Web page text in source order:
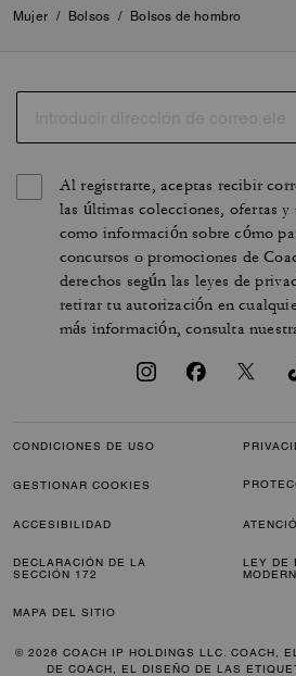
Mujer / Bolsos / Bolsos de hombro
Al registrarte, aceptas recibir
las últimas colecciones, ofertas
como información sobre cómo
concursos o promociones de
derechos según las leyes de
retirar tu autorización en
más información, consulta
CONDICIONES DE USO
GESTIONAR COOKIES
ACCESIBILIDAD
DECLARACIÓN DE LA
SECCIÓN 172
LEY DE
MAPA DEL SITIO
© 2026 COACH IP HOLDINGS LLC. COACH,
DE COACH, EL DISEÑO DE LAS